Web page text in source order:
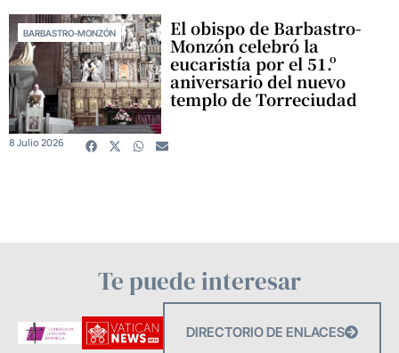
BARBASTRO-MONZÓN El obispo de Barbastro-
Monzón celebró la
eucaristía por el 51.º
aniversario del nuevo
templo de Torreciudad
8 Julio 2026
Te puede interesar
DIRECTORIO DE ENLACES